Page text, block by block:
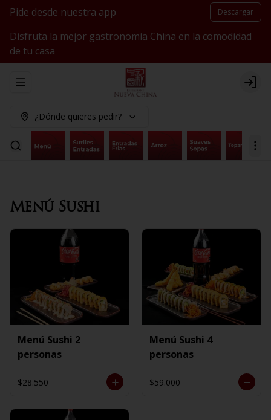
Pide desde nuestra app Descargar
Disfruta la mejor gastronomía China en la comodidad
de tu casa
Abrir menu de navegación Login
¿Dónde quieres pedir?
Menú Sushi
Menú Sushi 2
personas
$28.550
Menú Sushi 4
personas
$59.000